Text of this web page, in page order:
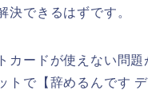
決できるはずです。
カードが使えない問題
トで【辞めるんです